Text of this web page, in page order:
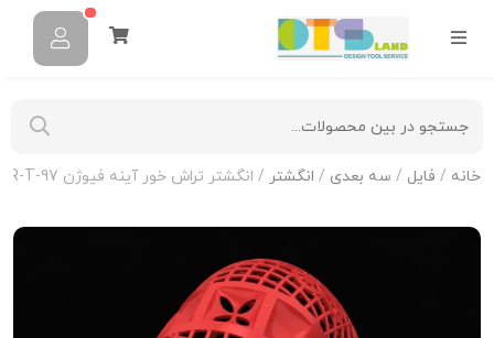
خانه / فایل / سه بعدی / انگشتر / انگشتر تراش خور آینه فیوژن R-T-97